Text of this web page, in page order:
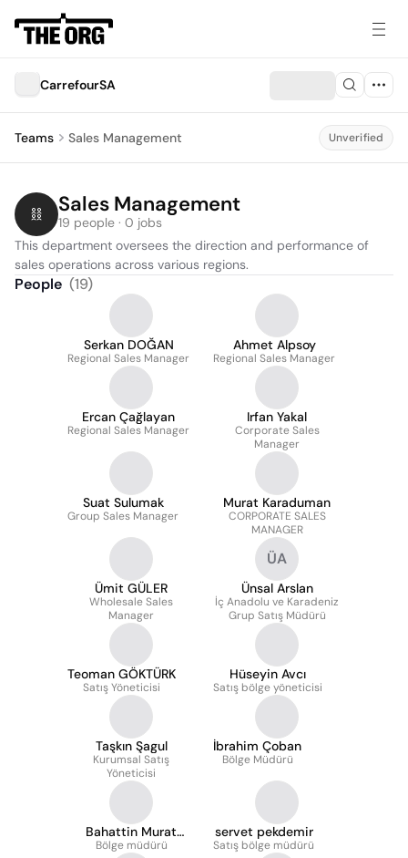
CarrefourSA
Teams Sales Management Unverified
Sales Management
19 people · 0 jobs
This department oversees the direction and performance of
sales operations across various regions.
People (19)
Serkan DOĞAN
Regional Sales Manager
Ahmet Alpsoy
Regional Sales Manager
Ercan Çağlayan
Regional Sales Manager
Irfan Yakal
Corporate Sales
Manager
Suat Sulumak
Group Sales Manager
Murat Karaduman
CORPORATE SALES
MANAGER
Ümit GÜLER
Wholesale Sales
Manager
ÜA
Ünsal Arslan
İç Anadolu ve Karadeniz
Grup Satış Müdürü
Teoman GÖKTÜRK
Satış Yöneticisi
Hüseyin Avcı
Satış bölge yöneticisi
Taşkın Şagul
Kurumsal Satış
Yöneticisi
İbrahim Çoban
Bölge Müdürü
Bahattin Murat
Akbaş
Bölge müdürü
servet pekdemir
Satış bölge müdürü